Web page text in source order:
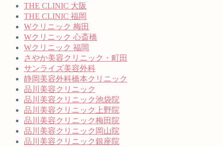
THE CLINIC 大阪
THE CLINIC 福岡
Wクリニック 梅田
Wクリニック 心斎橋
Wクリニック 福岡
さやか美容クリニック・町田
サンライズ美容外科
静岡美容外科橋本クリニック
品川美容クリニック
品川美容クリニック池袋院
品川美容クリニック上野院
品川美容クリニック梅田院
品川美容クリニック岡山院
品川美容クリニック銀座院